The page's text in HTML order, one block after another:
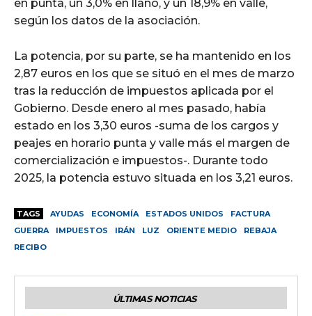
en punta, un 3,0% en llano, y un 18,9% en valle,
según los datos de la asociación.
La potencia, por su parte, se ha mantenido en los
2,87 euros en los que se situó en el mes de marzo
tras la reducción de impuestos aplicada por el
Gobierno. Desde enero al mes pasado, había
estado en los 3,30 euros -suma de los cargos y
peajes en horario punta y valle más el margen de
comercialización e impuestos-. Durante todo
2025, la potencia estuvo situada en los 3,21 euros.
TAGS AYUDAS ECONOMÍA ESTADOS UNIDOS
FACTURA
GUERRA
IMPUESTOS IRÁN LUZ ORIENTE MEDIO
REBAJA
RECIBO
ÚLTIMAS NOTICIAS